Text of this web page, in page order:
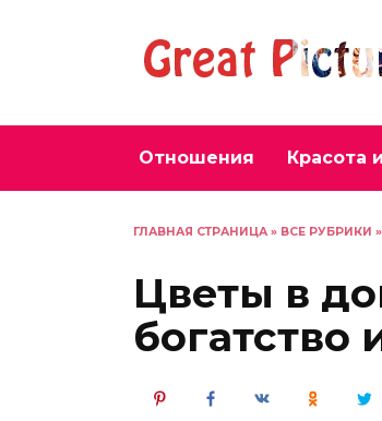
Отношения Красота
ГЛАВНАЯ СТРАНИЦА » ВСЕ РУБРИКИ »
Цветы в